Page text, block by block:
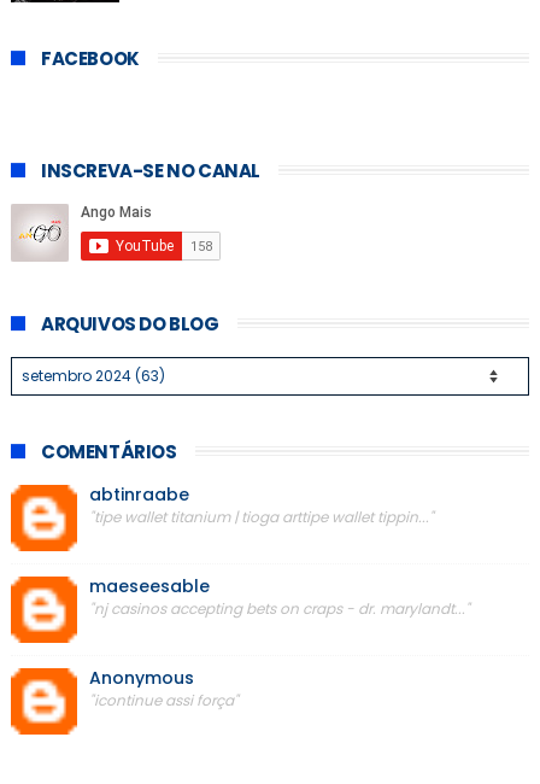
FACEBOOK
INSCREVA-SE NO CANAL
ARQUIVOS DO BLOG
COMENTÁRIOS
abtinraabe
"tipe wallet titanium | tioga arttipe wallet tippin..."
maeseesable
"nj casinos accepting bets on craps - dr. marylandt..."
Anonymous
"icontinue assi força"